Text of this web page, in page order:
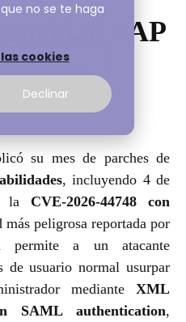
no se te haga
cookies
Declinar
SAP
su mes de parches de
, incluyendo 4 de
la CVE-2026-44748 con
peligrosa reportada por
permite a un atacante
de usuario normal usurpar
mediante XML
SAML authentication,